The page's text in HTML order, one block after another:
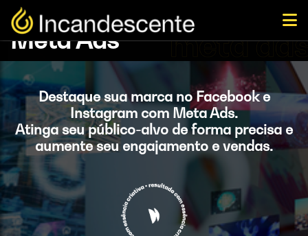
Meta Ads
Destaque sua marca no Facebook e
Instagram com Meta Ads.
Atinga seu público-alvo de forma precisa e
aumente seu engajamento e vendas.